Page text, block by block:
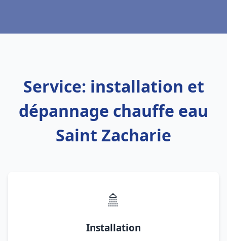
Service: installation et
dépannage chauffe eau
Saint Zacharie
🚿
Installation